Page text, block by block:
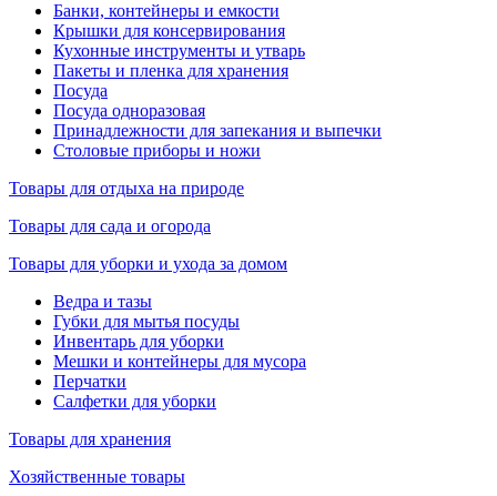
Банки, контейнеры и емкости
Крышки для консервирования
Кухонные инструменты и утварь
Пакеты и пленка для хранения
Посуда
Посуда одноразовая
Принадлежности для запекания и выпечки
Столовые приборы и ножи
Товары для отдыха на природе
Товары для сада и огорода
Товары для уборки и ухода за домом
Ведра и тазы
Губки для мытья посуды
Инвентарь для уборки
Мешки и контейнеры для мусора
Перчатки
Салфетки для уборки
Товары для хранения
Хозяйственные товары